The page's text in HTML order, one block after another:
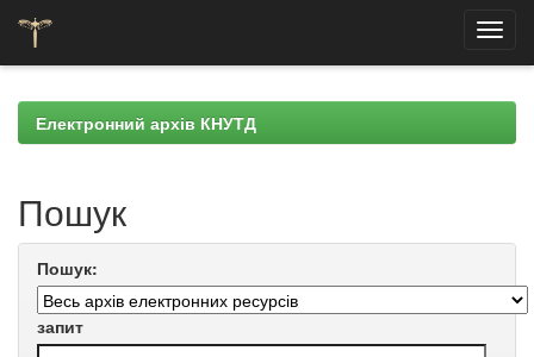
navigationЕлектронний архів КНУТД
Пошук
Пошук:
запит